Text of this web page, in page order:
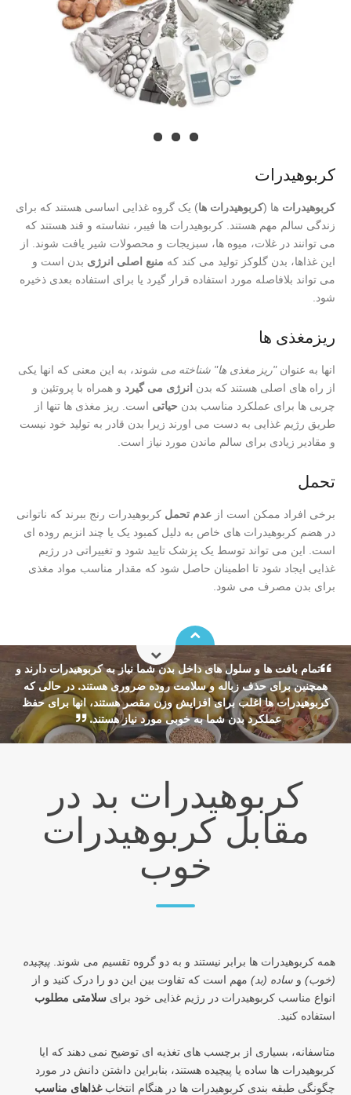
کربوهیدرات
کربوهیدرات ها (کربوهیدرات ها) یک گروه غذایی اساسی هستند که برای
زندگی سالم مهم هستند. کربوهیدرات ها فیبر، نشاسته و قند هستند که
می توانند در غلات، میوه ها، سبزیجات و محصولات شیر یافت شوند. از
این غذاها، بدن گلوکز تولید می کند که منبع اصلی انرژی بدن است و
می تواند بلافاصله مورد استفاده قرار گیرد یا برای استفاده بعدی ذخیره
شود.
ریزمغذی ها
انها به عنوان"ریز مغذی ها" شناخته می شوند، به این معنی که انها یکی
از راه های اصلی هستند که بدن انرژی می گیرد و همراه با پروتئین و
چربی ها برای عملکرد مناسب بدن حیاتی است. ریز مغذی ها تنها از
طریق رژیم غذایی به دست می اورند زیرا بدن قادر به تولید خود نیست
و مقادیر زیادی برای سالم ماندن مورد نیاز است.
تحمل
برخی افراد ممکن است از عدم تحمل کربوهیدرات رنج ببرند که ناتوانی
در هضم کربوهیدرات های خاص به دلیل کمبود یک یا چند انزیم روده ای
است. این می تواند توسط یک پزشک تایید شود و تغییراتی در رژیم
غذایی ایجاد شود تا اطمینان حاصل شود که مقدار مناسب مواد مغذی
برای بدن مصرف می شود.
تمام بافت ها و سلول های داخل بدن شما نیاز به کربوهیدرات دارند و
همچنین برای حذف زباله و سلامت روده ضروری هستند. در حالی که
کربوهیدرات ها اغلب برای افزایش وزن مقصر هستند، انها برای حفظ
عملکرد بدن شما به خوبی مورد نیاز هستند.
کربوهیدرات بد در
مقابل کربوهیدرات
خوب
همه کربوهیدرات ها برابر نیستند و به دو گروه تقسیم می شوند. پیچیده
(خوب) و ساده (بد) مهم است که تفاوت بین این دو را درک کنید و از
انواع مناسب کربوهیدرات در رژیم غذایی خود برای سلامتی مطلوب
استفاده کنید.
متاسفانه، بسیاری از برچسب های تغذیه ای توضیح نمی دهند که ایا
کربوهیدرات ها ساده یا پیچیده هستند، بنابراین داشتن دانش در مورد
چگونگی طبقه بندی کربوهیدرات ها در هنگام انتخابغذاهای مناسب